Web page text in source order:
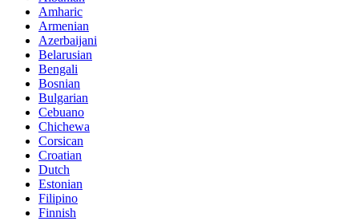
Amharic
Armenian
Azerbaijani
Belarusian
Bengali
Bosnian
Bulgarian
Cebuano
Chichewa
Corsican
Croatian
Dutch
Estonian
Filipino
Finnish